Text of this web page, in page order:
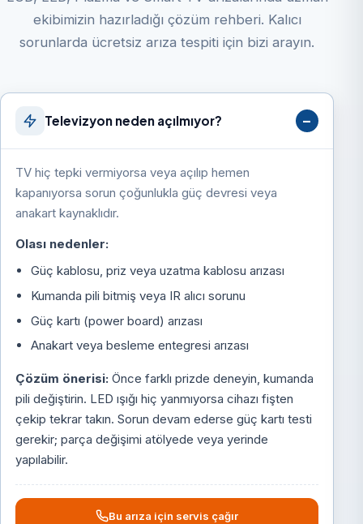
ekibimizin hazırladığı çözüm rehberi. Kalıcı
sorunlarda ücretsiz arıza tespiti için bizi arayın.
Televizyon neden açılmıyor?
TV hiç tepki vermiyorsa veya açılıp hemen
kapanıyorsa sorun çoğunlukla güç devresi veya
anakart kaynaklıdır.
Olası nedenler:
Güç kablosu, priz veya uzatma kablosu arızası
Kumanda pili bitmiş veya IR alıcı sorunu
Güç kartı (power board) arızası
Anakart veya besleme entegresi arızası
Çözüm önerisi: Önce farklı prizde deneyin, kumanda
pili değiştirin. LED ışığı hiç yanmıyorsa cihazı fişten
çekip tekrar takın. Sorun devam ederse güç kartı testi
gerekir; parça değişimi atölyede veya yerinde
yapılabilir.
Bu arıza için servis çağır